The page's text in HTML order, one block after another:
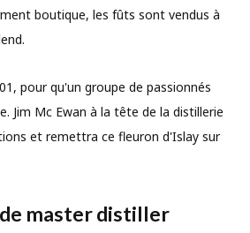
boutique, les fûts sont vendus à
pour qu'un groupe de passionnés
Jim Mc Ewan à la tête de la distillerie
et remettra ce fleuron d'Islay sur
master distiller